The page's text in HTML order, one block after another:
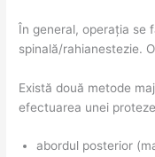
În general, operația se
spinală/rahianestezie.
Există două metode
efectuarea unei
abordul posterior